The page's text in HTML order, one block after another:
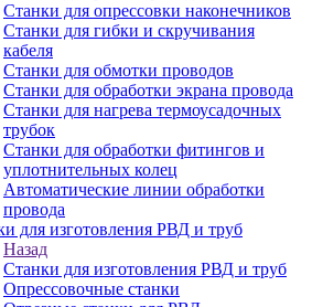
Станки для опрессовки наконечников
Станки для гибки и скручивания
кабеля
Станки для обмотки проводов
Станки для обработки экрана провода
Станки для нагрева термоусадочных
трубок
Станки для обработки фитингов и
уплотнительных колец
Автоматические линии обработки
провода
для изготовления РВД и труб
Назад
Станки для изготовления РВД и труб
Опрессовочные станки